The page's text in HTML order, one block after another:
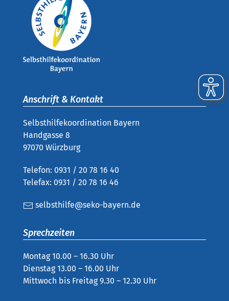
Anschrift & Kontakt
Selbsthilfekoordination Bayern
Handgasse 8
97070 Würzburg
Telefon: 0931 / 20 78 16 40
Telefax: 0931 / 20 78 16 46
selbsthilfe@seko-bayern.de
Sprechzeiten
Montag 10.00 – 16.30 Uhr
Dienstag 13.00 – 16.00 Uhr
Mittwoch bis Freitag 9.30 – 12.30 Uhr